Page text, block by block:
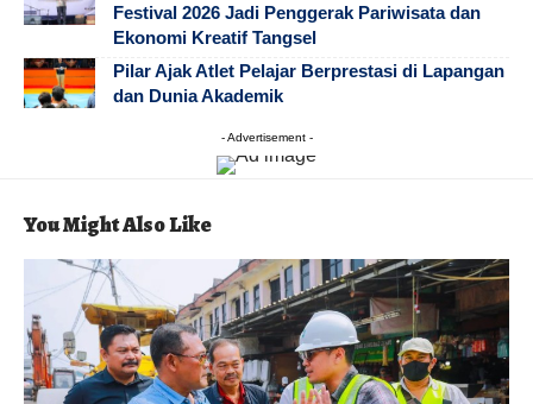
Festival 2026 Jadi Penggerak Pariwisata dan
Ekonomi Kreatif Tangsel
Pilar Ajak Atlet Pelajar Berprestasi di Lapangan
dan Dunia Akademik
- Advertisement -
You Might Also Like